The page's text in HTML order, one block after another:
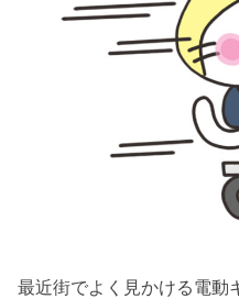
最近街でよく見かける電動